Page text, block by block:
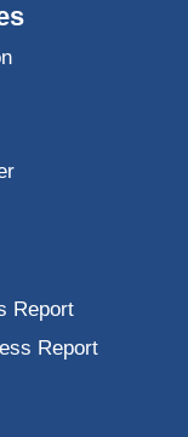
Report
Report